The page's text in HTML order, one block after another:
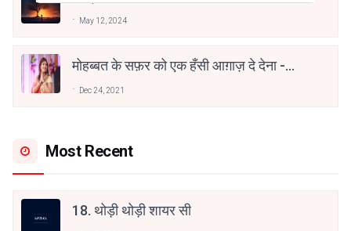
May 12, 2024
मोहब्बत के सफ़र को एक हँसी आग़ाज़ दे देना -
Dec 24, 2021
Most Recent
18. थोड़ी थोड़ी शायर सी